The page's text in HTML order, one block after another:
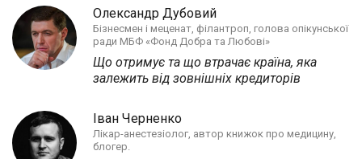
Олександр Дубовий
Бізнесмен і меценат, філантроп, голова опікунської
ради МБФ «Фонд Добра та Любові»
Що отримує та що втрачає країна, яка
залежить від зовнішніх кредиторів
Іван Черненко
Лікар-анестезіолог, автор книжок про медицину,
блогер.